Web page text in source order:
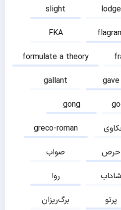
slight lodge
FKA
formulate a theory
gallant
gave
gong
greco-roman
صواب
حرص
روا
شاداب
برگ‌ریزان
پرتو